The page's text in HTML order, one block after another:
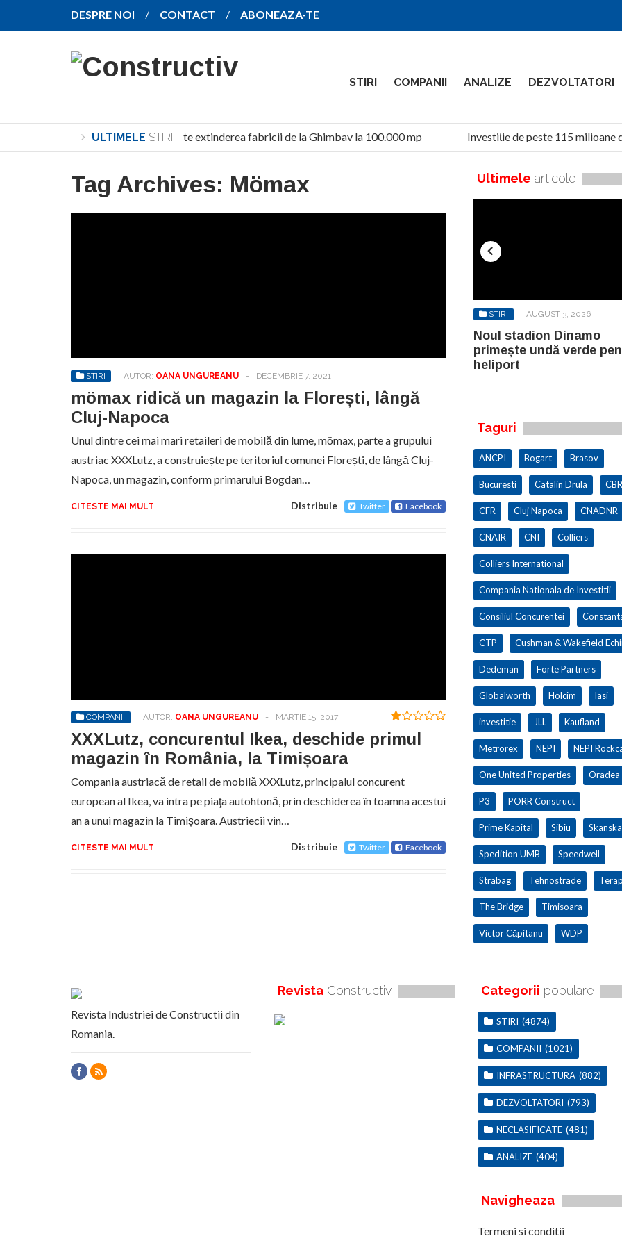
DESPRE NOI CONTACT ABONEAZA-TE
STIRI COMPANII ANALIZE DEZVOLTATORI
ULTIMELE STIRI
SANY pregătește extinderea fabricii de la Ghimbav la 100.000 mp Investiție de peste 115 milioane
Tag Archives: Mömax
STIRI AUTOR: OANA UNGUREANU - DECEMBRIE 7, 2021
mömax ridică un magazin la Florești, lângă
Cluj-Napoca
Unul dintre cei mai mari retaileri de mobilă din lume, mömax, parte a grupului
austriac XXXLutz, a construiește pe teritoriul comunei Florești, de lângă Cluj-
Napoca, un magazin, conform primarului Bogdan…
CITESTE MAI MULT Distribuie Twitter Facebook
COMPANII AUTOR: OANA UNGUREANU - MARTIE 15, 2017
XXXLutz, concurentul Ikea, deschide primul
magazin în România, la Timișoara
Compania austriacă de retail de mobilă XXXLutz, principalul concurent
european al Ikea, va intra pe piaţa autohtonă, prin deschiderea în toamna acestui
an a unui magazin la Timișoara. Austriecii vin…
CITESTE MAI MULT Distribuie Twitter Facebook
Ultimele articole
STIRI AUGUST 3, 2026
Noul stadion Dinamo
primește undă verde
heliport
Taguri
ANCPI Bogart Brasov
Bucuresti Catalin Drula
CFR Cluj Napoca CNADNR
CNAIR CNI Colliers
Colliers International
Compania Nationala de Investitii
Consiliul Concurentei
CTP Cushman & Wakefield
Dedeman Forte Partners
Globalworth Holcim Iasi
investitie JLL Kaufland
Metrorex NEPI NEPI
One United Properties Oradea
P3 PORR Construct
Prime Kapital Sibiu Skanska
Spedition UMB Speedwell
Strabag Tehnostrade
The Bridge Timisoara
Victor Căpitanu WDP
Revista Industriei de Constructii din
Romania.
Revista Constructiv Categorii populare
STIRI (4874)
COMPANII (1021)
INFRASTRUCTURA (882)
DEZVOLTATORI (793)
NECLASIFICATE (481)
ANALIZE (404)
Navigheaza
Termeni si conditii